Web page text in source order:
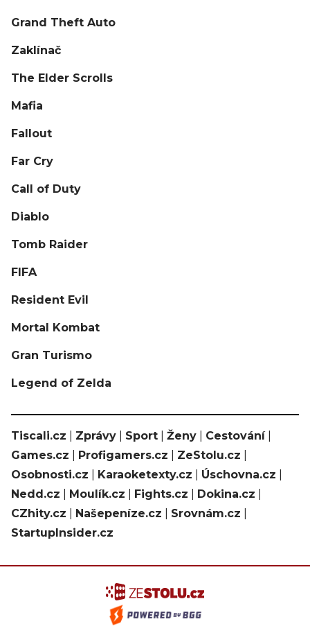
Grand Theft Auto
Zaklínač
The Elder Scrolls
Mafia
Fallout
Far Cry
Call of Duty
Diablo
Tomb Raider
FIFA
Resident Evil
Mortal Kombat
Gran Turismo
Legend of Zelda
Tiscali.cz Zprávy Sport Ženy Cestování|
Games.cz
Profigamers.cz ZeStolu.cz
Osobnosti.cz
Karaoketexty.cz Úschovna.cz
Nedd.cz
Moulík.cz Fights.cz Dokina.cz
CZhity.cz
Našepeníze.cz Srovnám.cz
StartupInsider.cz